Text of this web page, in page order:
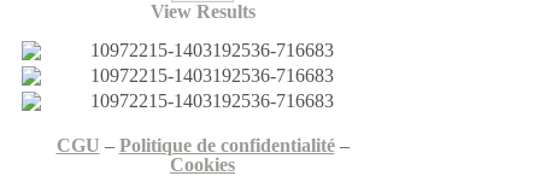
View Results
CGU – Politique de confidentialité–
Cookies